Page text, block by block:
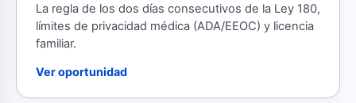
La regla de los dos días consecutivos de la Ley 180,
límites de privacidad médica (ADA/EEOC) y licencia
familiar.
Ver oportunidad